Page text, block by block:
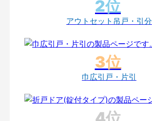
アウトセット吊戸・引分
巾広引戸・片引